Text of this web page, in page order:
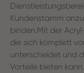
Kundenstamm
binden.Mit der
die sich komplett
unterscheidet und
Vorteile bieten